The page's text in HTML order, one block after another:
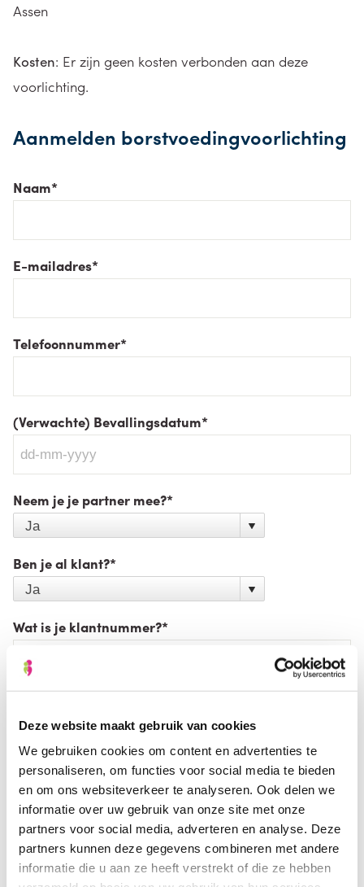
Deze website maakt gebruik van cookies
We gebruiken cookies om content en advertenties te
personaliseren, om functies voor social media te bieden
en om ons websiteverkeer te analyseren. Ook delen we
informatie over uw gebruik van onze site met onze
partners voor social media, adverteren en analyse. Deze
partners kunnen deze gegevens combineren met andere
informatie die u aan ze heeft verstrekt of die ze hebben
Assen
Kosten: Er zijn geen kosten verbonden aan deze
voorlichting.
Aanmelden borstvoedingvoorlichting
Naam*
E-mailadres*
Telefoonnummer*
(Verwachte) Bevallingsdatum*
Neem je je partner mee?*
Ben je al klant?*
Wat is je klantnummer?*